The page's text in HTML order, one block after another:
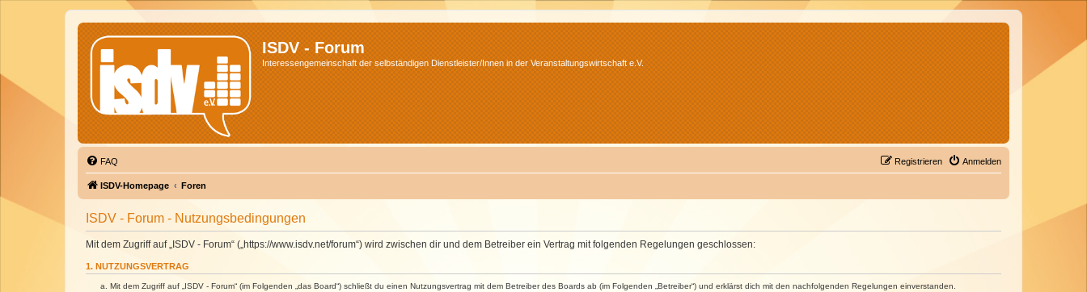
ISDV - Forum
Interessengemeinschaft der selbständigen Dienstleister/Innen in der Veranstaltungswirtschaft e.V.
FAQ Anmelden
Registrieren
ISDV-Homepage Foren
ISDV - Forum - Nutzungsbedingungen
Mit dem Zugriff auf „ISDV - Forum“ („https://www.isdv.net/forum“) wird zwischen dir und dem Betreiber ein Vertrag mit folgenden Regelungen geschlossen:
1. NUTZUNGSVERTRAG
Mit dem Zugriff auf „ISDV - Forum“ (im Folgenden „das Board“) schließt du einen Nutzungsvertrag mit dem Betreiber des Boards ab (im Folgenden „Betreiber“) und erklärst dich mit den nachfolgenden Regelungen einverstanden.